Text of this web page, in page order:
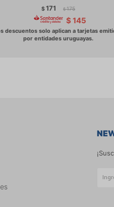
$171 $ 175
$ 145